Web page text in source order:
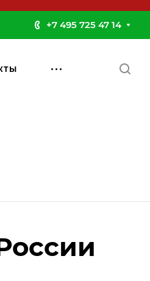
+7 495 725 47 14